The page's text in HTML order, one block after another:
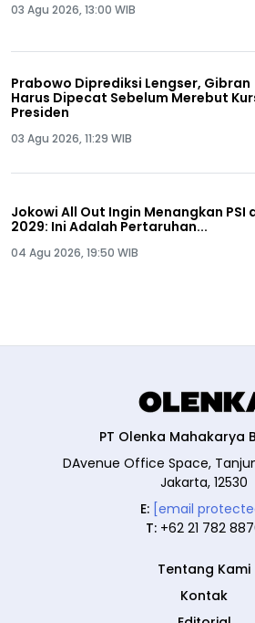
03 Agu 2026, 13:00 WIB
Prabowo Diprediksi Lengser, Gibran
Harus Dipecat Sebelum Merebut
Presiden
03 Agu 2026, 11:29 WIB
Jokowi All Out Ingin Menangkan PSI
2029: Ini Adalah Pertaruhan...
04 Agu 2026, 19:50 WIB
PT Olenka Mahakarya
DAvenue Office Space,
Jakarta, 12530
E: [email
T: +62 21 782
Tentang Kami
Kontak